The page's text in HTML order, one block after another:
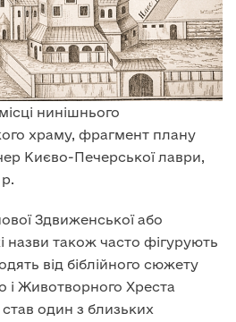
нинішнього
храму, фрагмент плану
Києво-Печерської лаври,
р.
Здвиженської або
назви також часто фігурують
від біблійного сюжету
і Животворного Хреста
один з близьких